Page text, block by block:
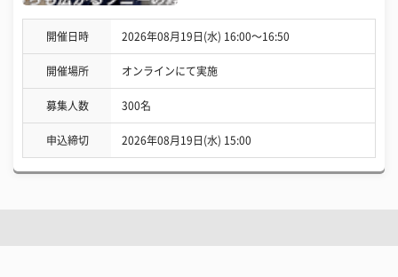
開催日時 2026年08月19日(水) 16:00〜16:50
開催場所 オンラインにて実施
募集人数 300名
申込締切 2026年08月19日(水) 15:00